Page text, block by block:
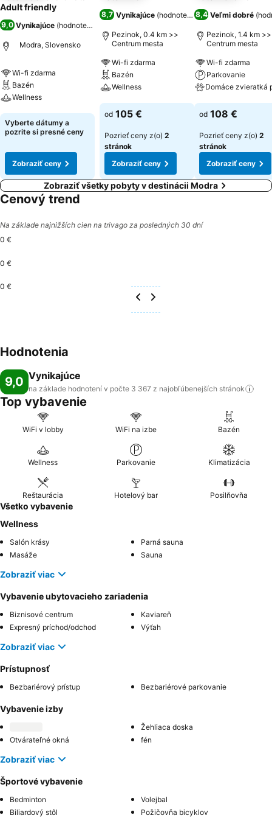
Adult friendly
9,0 Vynikajúce (hodnotenia: 3 367
Modra, Slovensko
Wi-fi zdarma
Bazén
Wellness
Zobraziť ceny
Vyberte dátumy a
pozrite si presné ceny
Zobraziť ceny
8,7 Vynikajúce (hodnotenia: 1 538)
Pezinok, 0.4 km >>
Centrum mesta
Wi-fi zdarma
Bazén
Wellness
Zobraziť ceny
od 105 €
Pozrieť ceny z(o) 2
stránok
Zobraziť ceny
8,4 Veľmi dobré (
Pezinok, 1.4 km >>
Centrum mesta
Wi-fi zdarma
Parkovanie
Zobraziť ceny
od 108 €
Pozrieť ceny z(o) 2
stránok
Zobraziť ceny
Zobraziť všetky pobyty v destinácii Modra
Cenový trend
Na základe najnižších cien na trivago za posledných 30 dní
0 €
0 €
0 €
Hodnotenia
9,0 Vynikajúce
na základe hodnotení v počte 3 367 z najobľúbenejších stránok
Top vybavenie
WiFi v lobby WiFi na izbe Bazén
Wellness Parkovanie Klimatizácia
Reštaurácia Hotelový bar Posilňovňa
Všetko vybavenie
Wellness
Salón krásy
Parná sauna
Masáže
Sauna
Zobraziť viac
Vybavenie ubytovacieho zariadenia
Biznisové centrum
Kaviareň
Expresný príchod/odchod
Výťah
Zobraziť viac
Prístupnosť
Bezbariérový prístup Bezbariérové parkovanie
Vybavenie izby
Žehliaca doska
Otvárateľné okná
fén
Zobraziť viac
Športové vybavenie
Bedminton
Volejbal
Biliardový stôl
Požičovňa bicyklov